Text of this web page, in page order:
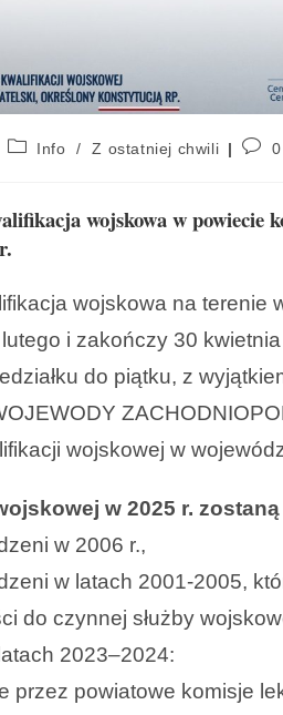
Info / Z ostatniej chwili
wojskowa w powiecie
wojskowa na terenie
lutego i zakończy 30
do piątku, z
wojskowej w
w 2025 r.
w 2006 r.,
w latach 2001-2005,
do czynnej służby
2023–2024:
przez powiatowe komisje